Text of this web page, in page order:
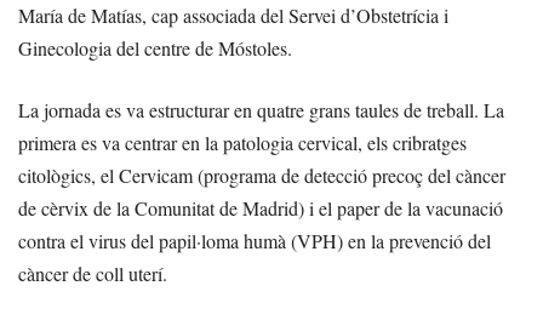
María de Matías, cap associada del Servei d’Obstetrícia i
Ginecologia del centre de Móstoles.
La jornada es va estructurar en quatre grans taules de treball. La
primera es va centrar en la patologia cervical, els cribratges
citològics, el Cervicam (programa de detecció precoç del càncer
de cèrvix de la Comunitat de Madrid) i el paper de la vacunació
contra el virus del papil·loma humà (VPH) en la prevenció del
càncer de coll uterí.